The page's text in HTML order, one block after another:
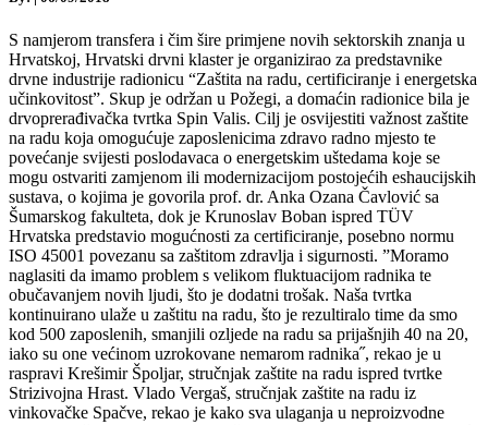
S namjerom transfera i čim šire primjene novih sektorskih znanja u
Hrvatskoj, Hrvatski drvni klaster je organizirao za predstavnike
drvne industrije radionicu “Zaštita na radu, certificiranje i energetska
učinkovitost”. Skup je održan u Požegi, a domaćin radionice bila je
drvoprerađivačka tvrtka Spin Valis. Cilj je osvijestiti važnost zaštite
na radu koja omogućuje zaposlenicima zdravo radno mjesto te
povećanje svijesti poslodavaca o energetskim uštedama koje se
mogu ostvariti zamjenom ili modernizacijom postojećih eshaucijskih
sustava, o kojima je govorila prof. dr. Anka Ozana Čavlović sa
Šumarskog fakulteta, dok je Krunoslav Boban ispred TÜV
Hrvatska predstavio mogućnosti za certificiranje, posebno normu
ISO 45001 povezanu sa zaštitom zdravlja i sigurnosti. ”Moramo
naglasiti da imamo problem s velikom fluktuacijom radnika te
obučavanjem novih ljudi, što je dodatni trošak. Naša tvrtka
kontinuirano ulaže u zaštitu na radu, što je rezultiralo time da smo
kod 500 zaposlenih, smanjili ozljede na radu sa prijašnjih 40 na 20,
iako su one većinom uzrokovane nemarom radnika˝, rekao je u
raspravi Krešimir Špoljar, stručnjak zaštite na radu ispred tvrtke
Strizivojna Hrast. Vlado Vergaš, stručnjak zaštite na radu iz
vinkovačke Spačve, rekao je kako sva ulaganja u neproizvodne